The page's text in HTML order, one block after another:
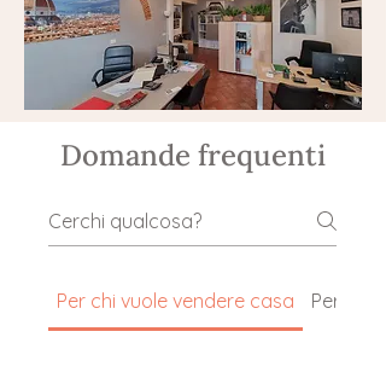
Domande frequenti
Per chi vuole vendere casa Per chi